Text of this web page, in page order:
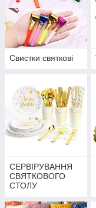
Свистки святкові
СЕРВІРУВАННЯ
СВЯТКОВОГО
СТОЛУ